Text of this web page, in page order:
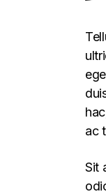
ac
Sit